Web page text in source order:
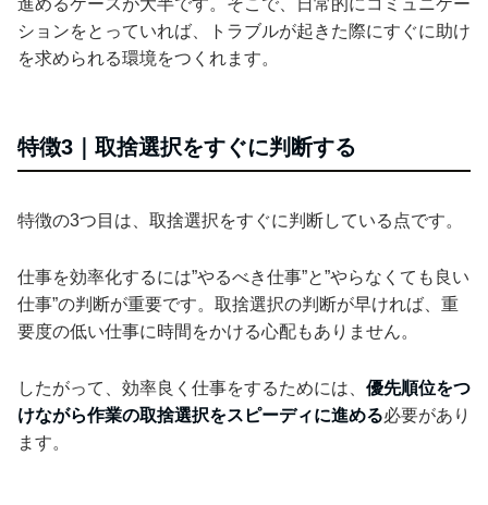
ションをとっていれば、トラブルが起きた際にすぐに助け
を求められる環境をつくれます。
特徴3｜取捨選択をすぐに判断する
特徴の3つ目は、取捨選択をすぐに判断している点です。
仕事を効率化するには”やるべき仕事”と”やらなくても良い
仕事”の判断が重要です。取捨選択の判断が早ければ、重
要度の低い仕事に時間をかける心配もありません。
したがって、効率良く仕事をするためには、 優先順位をつ
けながら作業の取捨選択をスピーディに進める必要があり
ます。